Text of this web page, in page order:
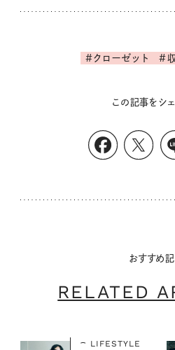
#クローゼット #
この記事をシ
おすすめ
RELATED
LIFESTYLE